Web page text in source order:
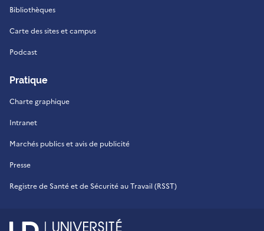
Bibliothèques
Carte des sites et campus
Podcast
Pratique
Charte graphique
Intranet
Marchés publics et avis de publicité
Presse
Registre de Santé et de Sécurité au Travail (RSST)